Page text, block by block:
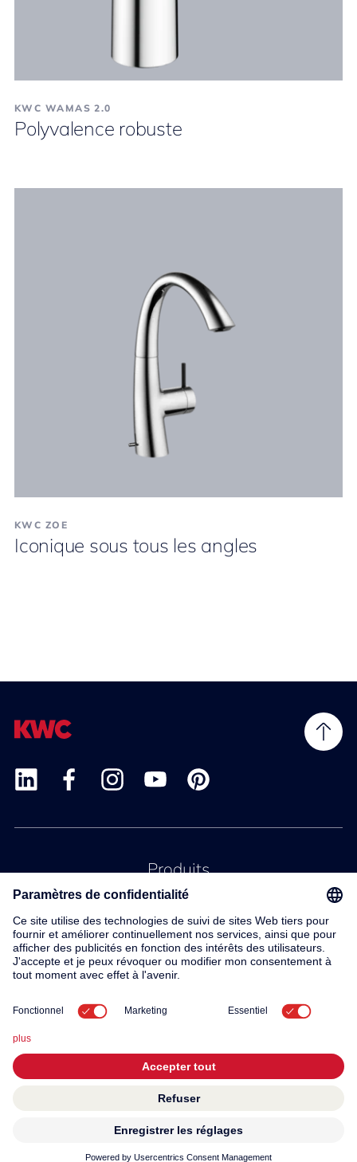
KWC WAMAS 2.0
Polyvalence robuste
KWC ZOE
Iconique sous tous les angles
Produits
Service
Contact
À propos de nous
Conditions generales
Mentions légales
Protection des données